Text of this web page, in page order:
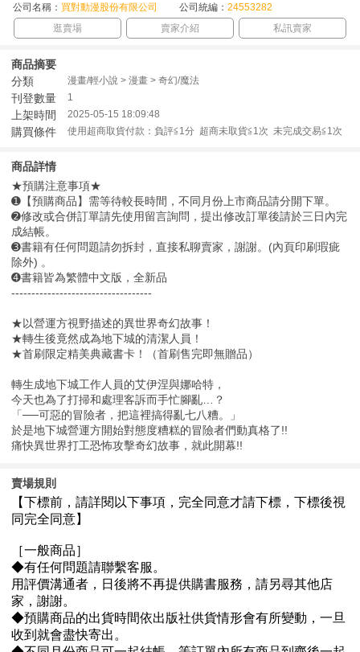
公司名稱： 買對動漫股份有限公司 公司統編： 24553282
逛賣場
賣家介紹 私訊賣家
商品摘要
分類
漫畫/輕小說 > 漫畫 > 奇幻/魔法
刊登數量 1
上架時間 2025-05-15 18:09:48
購買條件 使用超商取貨付款：負評≦1分 超商未取貨≦1次 未完成交易≦1次
商品詳情
★預購注意事項★
➊【預購商品】需等待較長時間，不同月份上市商品請分開下單。
➋修改或合併訂單請先使用留言詢問，提出修改訂單後請於三日內完
成結帳。
➌書籍有任何問題請勿拆封，直接私聊賣家，謝謝。(內頁印刷瑕疵
除外) 。
➍書籍皆為繁體中文版，全新品
-----------------------------------
★以營運方視野描述的異世界奇幻故事！
★轉生後竟然成為地下城的清潔人員！
★首刷限定精美典藏書卡！（首刷售完即無贈品）
轉生成地下城工作人員的艾伊涅與娜哈特，
今天也為了打掃和處理客訴而手忙腳亂…？
「──可惡的冒險者，把這裡搞得亂七八糟。」
於是地下城營運方開始對態度糟糕的冒險者們動真格了!!
痛快異世界打工恐怖攻擊奇幻故事，就此開幕!!
賣場規則